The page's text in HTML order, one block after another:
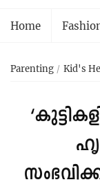
Home
Parenting Kid's